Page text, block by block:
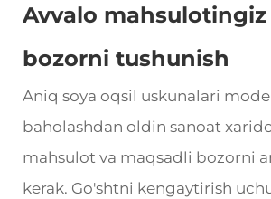
Avvalo mahsulotingiz
bozorni tushunish
Aniq soya oqsil uskunalari
baholashdan oldin sanoat
mahsulot va maqsadli bozorni
kerak. Go'shtni kengaytirish